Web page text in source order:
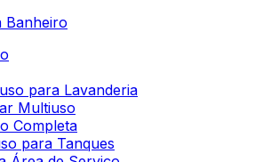
Banheiro
para Lavanderia
Multiuso
Completa
para Tanques